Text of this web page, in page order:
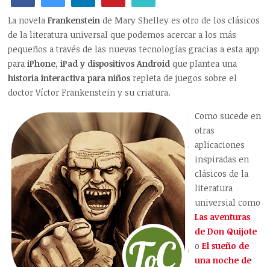
La novelaFrankenstein de Mary Shelley es otro de los clásicos
de la literatura universal que podemos acercar a los más
pequeños a través de las nuevas tecnologías gracias a esta app
para iPhone, iPad y dispositivos Android que plantea una
historia interactiva para niños repleta de juegos sobre el
doctor Víctor Frankenstein y su criatura.
Como sucede en
otras
aplicaciones
inspiradas en
clásicos de la
literatura
universial como
Las aventuras
de Don Quijote
oEl sueño de
una noche de